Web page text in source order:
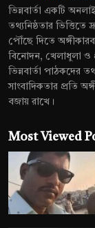
ভিন্নবার্তা একটি
তথ্যনিষ্ঠতার
পৌঁছে দিতে
বিনোদন, খেলাধুলা ও
ভিন্নবার্তা পাঠকদের
সাংবাদিকতার প্রতি
বজায় রাখে।
Most Viewed